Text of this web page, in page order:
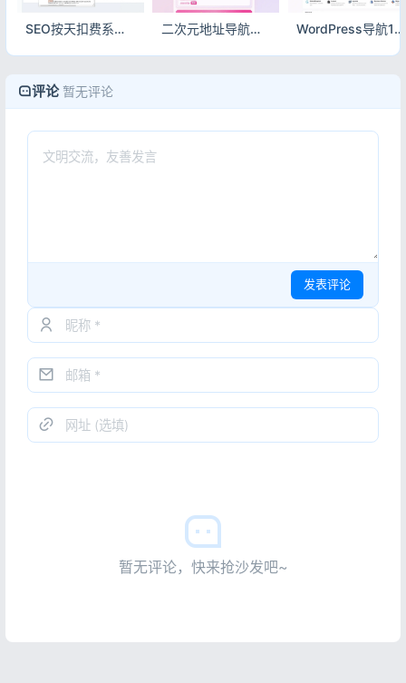
SEO按天扣费系统源码 关键词排名自动计费查询系统 带完整搭建教程 二次元地址导航发布页HTML源码 自适应动漫引导导航模板 WordPress导航123升级模版 自适应网址导航主题源码
评论 暂无评论
发表评论
暂无评论，快来抢沙发吧~